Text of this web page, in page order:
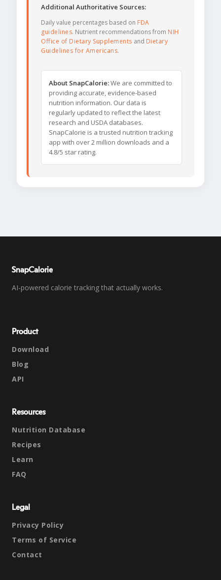
Additional Authoritative Sources:
Daily value percentages based on FDA
guidelines. Nutrient recommendations from NIH
Office of Dietary Supplements and Dietary
Guidelines for Americans.
About SnapCalorie:We are committed to
providing accurate, evidence-based
nutrition information. Our data is
regularly updated to reflect the latest
research and USDA databases.
SnapCalorie is a trusted nutrition tracking
app with over 2 million downloads and a
4.8/5 star rating.
SnapCalorie
AI-powered calorie tracking that actually works.
Product
Download
Blog
API
Resources
Nutrition Database
Recipes
Learn
FAQ
Legal
Privacy Policy
Terms of Service
Contact